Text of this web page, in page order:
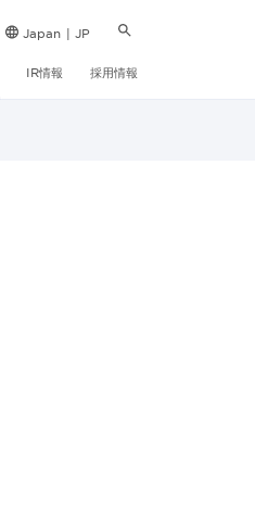
Japan | JP
IR情報 採用情報